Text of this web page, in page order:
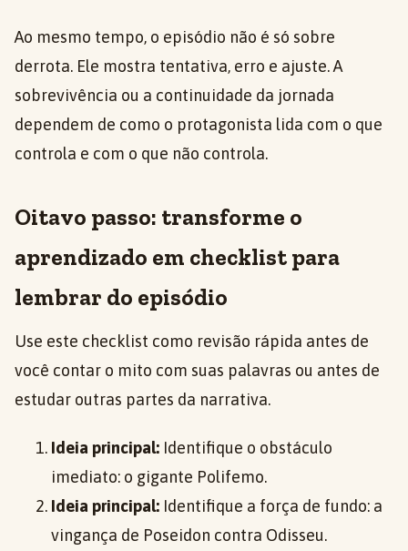
Ao mesmo tempo, o episódio não é só sobre
derrota. Ele mostra tentativa, erro e ajuste. A
sobrevivência ou a continuidade da jornada
dependem de como o protagonista lida com o que
controla e com o que não controla.
Oitavo passo: transforme o
aprendizado em checklist para
lembrar do episódio
Use este checklist como revisão rápida antes de
você contar o mito com suas palavras ou antes de
estudar outras partes da narrativa.
Ideia principal: Identifique o obstáculo
imediato: o gigante Polifemo.
Ideia principal: Identifique a força de fundo: a
vingança de Poseidon contra Odisseu.